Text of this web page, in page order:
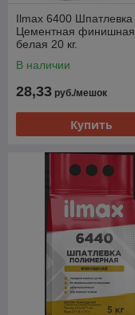
Ilmax 6400 Шпатлевка
Цементная финишная
белая 20 кг.
В наличии
28,33 руб./мешок
Купить